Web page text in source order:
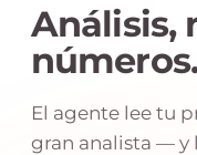
Análisis,
números.
El agente lee tu
gran analista — y